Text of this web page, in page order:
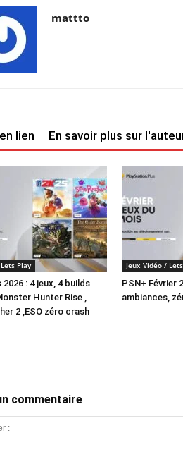
mattto
lien En savoir plus sur
Play
2026 : 4 jeux, 4 builds
Hunter Rise ,
2 ,ESO zéro crash
Jeux Vidéo /
PSN+ Février
ambiances,
commentaire